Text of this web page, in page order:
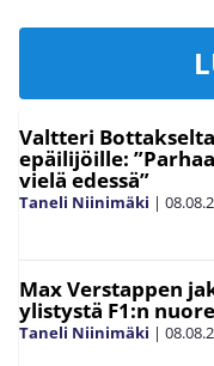
Valtteri
epäilijöille:
vielä edessä”
Taneli Niinimäki |
Max Verstappen
ylistystä F1:n
Taneli Niinimäki |